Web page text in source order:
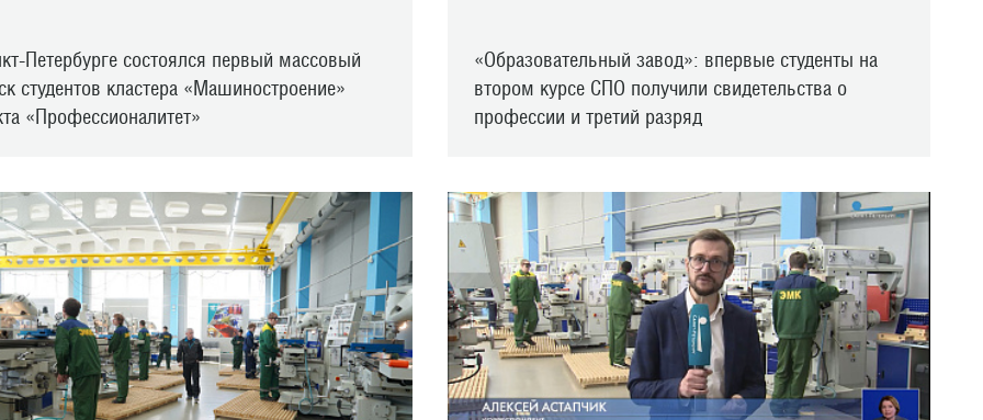
Петербурге состоялся первый массовый
студентов кластера «Машиностроение»
«Профессионалитет»
«Образовательный завод»: впервые студенты на
втором курсе СПО получили свидетельства о
профессии и третий разряд